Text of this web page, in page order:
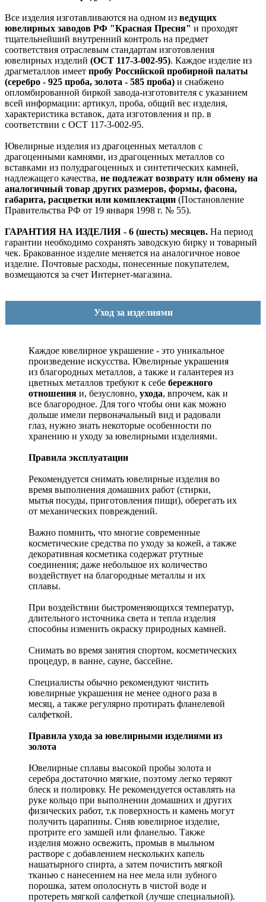
Все изделия изготавливаются на одном из ведущих
ювелирных заводов РФ "Красная Пресня" и проходят
тщательнейший внутренний контроль на предмет
соответствия отраслевым стандартам изготовления
ювелирных изделий (ОСТ 117-3-002-95). Каждое изделие из
драгметаллов имеет пробу Российской пробирной палаты
(серебро - 925 проба, золота - 585 проба) и снабжено
опломбированной биркой завода-изготовителя с указанием
всей информации: артикул, проба, общий вес изделия,
характеристика вставок, дата изготовления и пр. в
соответствии с ОСТ 117-3-002-95.
Ювелирные изделия из драгоценных металлов с
драгоценными камнями, из драгоценных металлов со
вставками из полудрагоценных и синтетических камней,
надлежащего качества, не подлежат возврату или обмену на
аналогичный товар других размеров, формы, фасона,
габарита, расцветки или комплектации (Постановление
Правительства РФ от 19 января 1998 г. № 55).
ГАРАНТИЯ НА ИЗДЕЛИЯ - 6 (шесть) месяцев. На период
гарантии необходимо сохранять заводскую бирку и товарный
чек. Бракованное изделие меняется на аналогичное новое
изделие. Почтовые расходы, понесенные покупателем,
возмещаются за счет Интернет-магазина.
Уход за изделиями
Каждое ювелирное украшение - это уникальное
произведение искусства. Ювелирные украшения
из благородных металлов, а также и галантерея из
цветных металлов требуют к себе бережного
отношения и, безусловно, ухода, впрочем, как и
все благородное. Для того чтобы они как можно
дольше имели первоначальный вид и радовали
глаз, нужно знать некоторые особенности по
хранению и уходу за ювелирными изделиями.
Правила эксплуатации
Рекомендуется снимать ювелирные изделия во
время выполнения домашних работ (стирки,
мытья посуды, приготовления пищи), оберегать их
от механических повреждений.
Важно помнить, что многие современные
косметические средства по уходу за кожей, а также
декоративная косметика содержат ртутные
соединения; даже небольшое их количество
воздействует на благородные металлы и их
сплавы.
При воздействии быстроменяющихся температур,
длительного источника света и тепла изделия
способны изменить окраску природных камней.
Снимать во время занятия спортом, косметических
процедур, в ванне, сауне, бассейне.
Специалисты обычно рекомендуют чистить
ювелирные украшения не менее одного раза в
месяц, а также регулярно протирать фланелевой
салфеткой.
Правила ухода за ювелирными изделиями из
золота
Ювелирные сплавы высокой пробы золота и
серебра достаточно мягкие, поэтому легко теряют
блеск и полировку. Не рекомендуется оставлять на
руке кольцо при выполнении домашних и других
физических работ, т.к поверхность и камень могут
получить царапины. Сняв ювелирное изделие,
протрите его замшей или фланелью. Также
изделия можно освежить, промыв в мыльном
растворе с добавлением нескольких капель
нашатырного спирта, а затем почистить мягкой
тканью с нанесением на нее мела или зубного
порошка, затем ополоснуть в чистой воде и
протереть мягкой салфеткой (лучше специальной).